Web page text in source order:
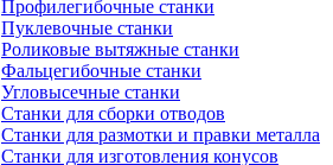
Профилегибочные станки
Пуклевочные станки
Роликовые вытяжные станки
Фальцегибочные станки
Угловысечные станки
Станки для сборки отводов
Станки для размотки и правки металла
Станки для изготовления конусов